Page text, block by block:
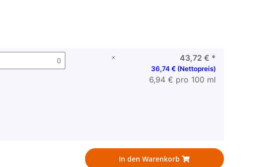
× 43,72 € *
36,74 € (Nettopreis)
6,94 € pro 100 ml
In den Warenkorb